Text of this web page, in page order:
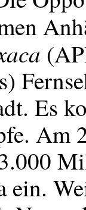
(
Es
Am
ein.